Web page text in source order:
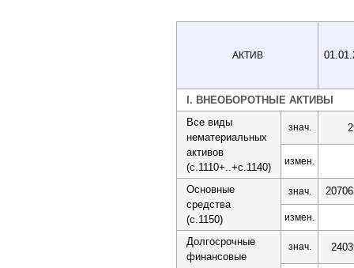
АКТИВ
I. ВНЕОБОРОТНЫЕ АКТИВЫ
Все виды
нематериальных
активов
(с.1110+..+с.1140)
знач.
измен.
Основные
средства
(с.1150)
знач.
измен.
Долгосрочные
финансовые
знач.